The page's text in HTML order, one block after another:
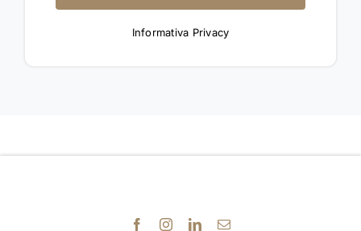
Informativa Privacy